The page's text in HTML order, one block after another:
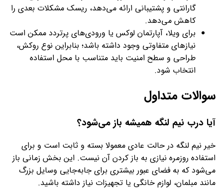
گارانتی و پشتیبانی ارائه می‌دهد، ریسک مشکلات بعدی را
کاهش می‌دهد.
برای ویلا، آپارتمان لوکس یا ورودی‌های پرتردد ممکن است
نیازهای متفاوتی وجود داشته باشد؛ بنابراین نوع روکش،
طراحی و سطح امنیت باید متناسب با محل استفاده
انتخاب شود.
سوالات متداول
آیا درب نیم‌ لنگه همیشه باز می‌شود؟
خیر نیم‌ لنگه در حالت عادی معمولا بسته و ثابت است و برای
استفاده روزمره نیازی به باز کردن آن نیست. این بخش زمانی باز
می‌شود که به فضای عبور بیشتری برای جابه‌جایی وسایل بزرگ
مانند مبلمان، لوازم خانگی یا تجهیزات نیاز داشته باشید.